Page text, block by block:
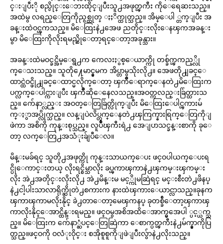
င္းျပီးို စည္ပိုင္းေဘးထိုင္ျပီးသူ႕အဖုတ္ၾကီး ကိုေရေဆးသည္။
အထဲမွ လရည္ေတြကိုညွစ္ထုတ္ ႏႈိက္ထုတ္သည္။ အိမ္ေပါ ္တက္ျပီး အ
ခန္းထဲဝင္ၾကသည္။ မိေထြးနဲ႕အေဖ ညတိုင္းလိုးေနၾကအခန္း
မွာ မိေထြးကိုလိုးရမည္ဆိုေတာ့ရင္ေတာ့အခုန္သား။
အခန္းထဲမဝင္ခင္အိမ္ေရွ႕က ကေလးႏွစ္ေယာက္ကို တစ္ခ်က္ၾကည့္လို
က္ေသးသည္။ သူတို႔ေမာင္နွမက အိပ္တာမွသိုးလို႕။ အေဖတို႕ျခင္ေ
ထာင္ထဲဝင္ဖို႕ျခင္ေထာင္မလိုက္ေတာ့ ၾကိဳေရာက္ေနတဲ႕မိေထြးက
ပက္လက္ေပါင္ကားျပီး ၾကိဳဆိုေနေလသည္။အဝတ္ကလည္းခ်ြတ္ထားသ
ည္။ က်ေနာ္လည္း အဝတ္ေတြခ်ြတ္လိုက္ျပီး မိေထြးေပါင္ၾကားမ်
က္ႏွာအပ္လိုက္သည္။ လန္ျပဲလိပ္တက္ေနတဲ႕ၾကြက္နားရြက္ေတြကိုျ
ဖဲကာ အစိကို ကုန္းစုပ္သည္။ လူပ်ိဳၾကီးရဲ႕ အေျပာသင္ခန္းစာကို ခုေ
တာ့ လက္ေတြ႕အသံုးခ်ျပီေလ။
မိန္းမခ်ရင္ သူတို႕အဖုတ္ကို ကုန္းသာယက္ေပး ဖင္ဝပါယက္ေပးရ
င္ပိုေကာင္းတယ္ လိုးရင္စိမ္သာလိုး ခပ္ၾကာၾကာနဲ႕ၾကမ္းၾကမ္း
လိုး အဲ႕အတိုင္းလိုးလို႕ အဲ႕မိန္းမ မင့္ကိုမဆြဲရင္ မင္းစီးတဲ႕ဖိနပ္
နဲ႕ငါ့ပါးသာလာရိုက္ဆိုတဲ႕စကားက နားထဲၾကားေယာင္လာသည္။ခုနက
ၾကာၾကာမလိုးနိုင္ ခဲ႕တာေတာ့မေၾကနပ္ ခုတစ္ခ်ီေတာ့ၾကာၾ
ကာလိုးနိုင္ေအာင္ထိန္းရမည္။ ဖင္ဝမွအစိအထိေအာက္မွအေပါ ္ပင့္ယက္သ
ည္။ မိေထြးက က်ေနာ္ဆံပင္ေတြဆြဲကာ ေစာက္ပတ္ၾကီးနဲ႕မ်က္နွာကိုပြ
တ္သည္။ဖင္ဝကို ဝလံုးဝိုင္း စအိုစူစူကိုျဖဲျပီးလွ်ာနဲ႕လိုးသည္။